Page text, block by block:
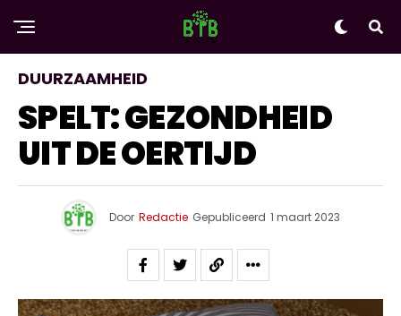
DUURZAAMHEID
SPELT: GEZONDHEID
UIT DE OERTIJD
Door Redactie Gepubliceerd 1 maart 2023